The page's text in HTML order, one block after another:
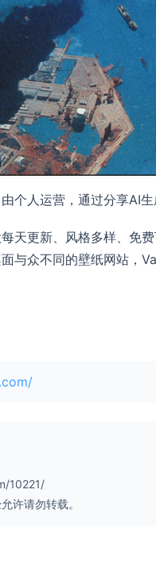
个人运营，通过分享AI生
天更新、风格多样、免
与众不同的壁纸网站，
10221/
许请勿转载。